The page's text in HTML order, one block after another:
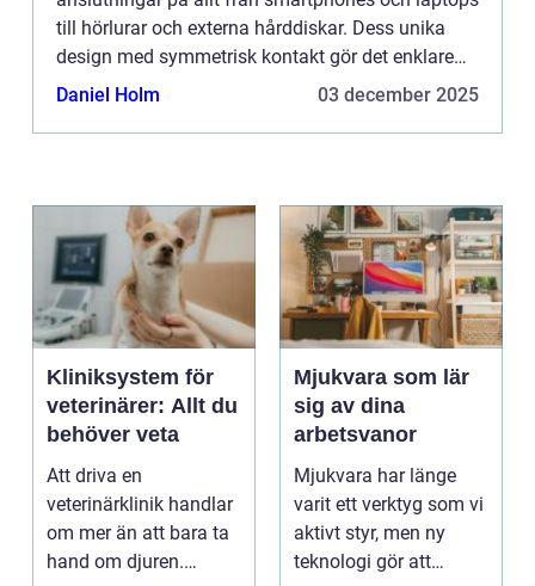
till hörlurar och externa hårddiskar. Dess unika
design med symmetrisk kontakt gör det enklare
att ansluta utan att tänka p...
Daniel Holm 03 december 2025
Kliniksystem för
veterinärer: Allt du
behöver veta
Att driva en
veterinärklinik handlar
om mer än att bara ta
hand om djuren.
Mjukvara som lär
sig av dina
arbetsvanor
Mjukvara har länge
varit ett verktyg som vi
aktivt styr, men ny
teknologi gör att